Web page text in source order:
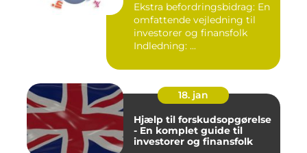
Ekstra befordringsbidrag: En
omfattende vejledning til
investorer og finansfolk
Indledning: ...
18. jan
Hjælp til forskudsopgørelse
- En komplet guide til
investorer og finansfolk